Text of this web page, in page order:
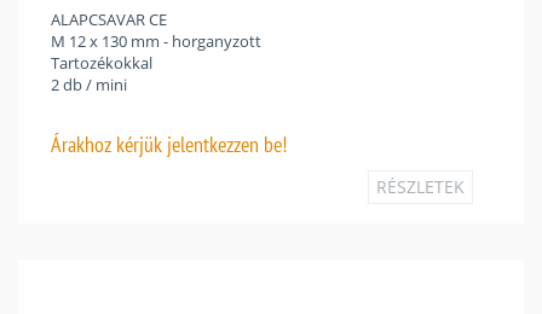
ALAPCSAVAR CE
M 12 x 130 mm - horganyzott
Tartozékokkal
2 db / mini
Árakhoz kérjük jelentkezzen be!
RÉSZLETEK